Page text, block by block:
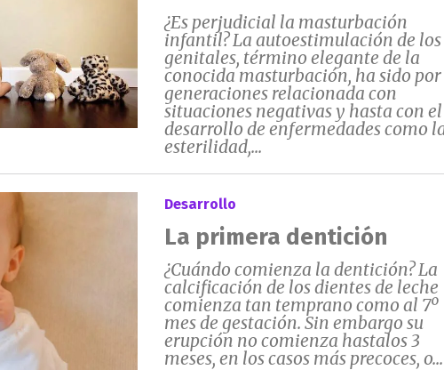
¿Es perjudicial la masturbación
infantil? La autoestimulación de los
genitales, término elegante de la
conocida masturbación, ha sido por
generaciones relacionada con
situaciones negativas y hasta con el
desarrollo de enfermedades como
esterilidad,...
Desarrollo
La primera dentición
¿Cuándo comienza la dentición? La
calcificación de los dientes de leche
comienza tan temprano como al 7º
mes de gestación. Sin embargo su
erupción no comienza hastalos 3
meses, en los casos más precoces, o...